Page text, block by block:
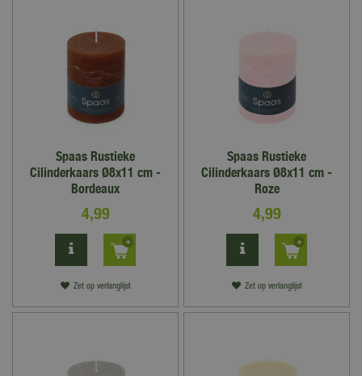
Spaas Rustieke
Cilinderkaars Ø8x11 cm -
Bordeaux
4,99
Zet op verlanglijst
Spaas Rustieke
Cilinderkaars Ø8x11 cm -
Roze
4,99
Zet op verlanglijst